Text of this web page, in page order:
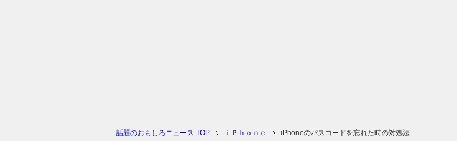
話題のおもしろニュース TOP ｉＰｈｏｎｅ iPhoneのパスコードを忘れた時の対処法